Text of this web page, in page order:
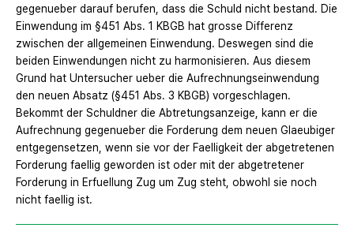
gegenueber darauf berufen, dass die Schuld nicht bestand. Die
Einwendung im §451 Abs. 1 KBGB hat grosse Differenz
zwischen der allgemeinen Einwendung. Deswegen sind die
beiden Einwendungen nicht zu harmonisieren. Aus diesem
Grund hat Untersucher ueber die Aufrechnungseinwendung
den neuen Absatz (§451 Abs. 3 KBGB) vorgeschlagen.
Bekommt der Schuldner die Abtretungsanzeige, kann er die
Aufrechnung gegenueber die Forderung dem neuen Glaeubiger
entgegensetzen, wenn sie vor der Faelligkeit der abgetretenen
Forderung faellig geworden ist oder mit der abgetretener
Forderung in Erfuellung Zug um Zug steht, obwohl sie noch
nicht faellig ist.